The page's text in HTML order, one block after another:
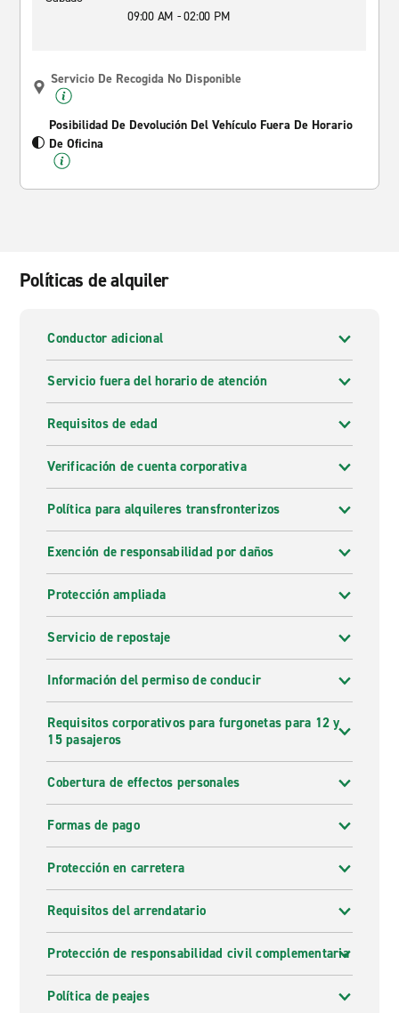
09:00 AM - 02:00 PM
Servicio De Recogida No Disponible
Posibilidad De Devolución Del Vehículo Fuera De Horario
De Oficina
Políticas de alquiler
Conductor adicional
Servicio fuera del horario de atención
Requisitos de edad
Verificación de cuenta corporativa
Política para alquileres transfronterizos
Exención de responsabilidad por daños
Protección ampliada
Servicio de repostaje
Información del permiso de conducir
Requisitos corporativos para furgonetas para 12 y
15 pasajeros
Cobertura de effectos personales
Formas de pago
Protección en carretera
Requisitos del arrendatario
Protección de responsabilidad civil complementaria
Política de peajes